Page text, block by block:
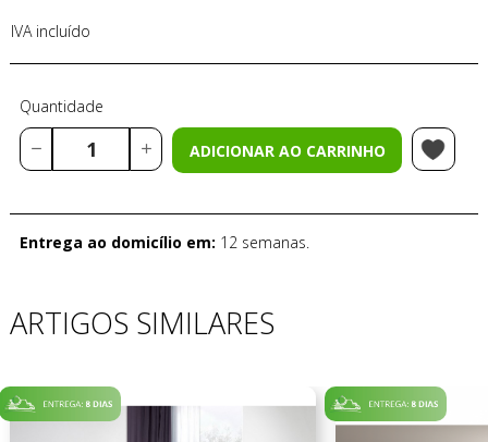
IVA incluído
Quantidade
ADICIONAR AO CARRINHO
Entrega ao domicílio em: 12 semanas.
ARTIGOS SIMILARES